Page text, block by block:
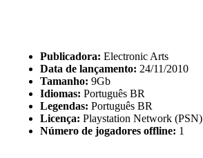
Publicadora: Electronic Arts
Data de lançamento: 24/11/2010
Tamanho: 9Gb
Idiomas: Português BR
Legendas: Português BR
Licença: Playstation Network (PSN)
Número de jogadores offline: 1